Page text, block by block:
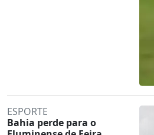
ESPORTE
Bahia perde para o